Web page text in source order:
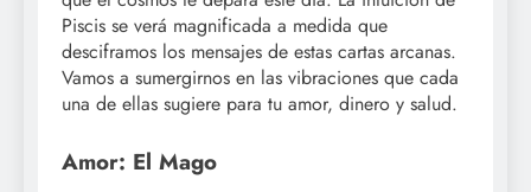
Piscis se verá magnificada a medida que
desciframos los mensajes de estas cartas arcanas.
Vamos a sumergirnos en las vibraciones que cada
una de ellas sugiere para tu amor, dinero y salud.
Amor: El Mago